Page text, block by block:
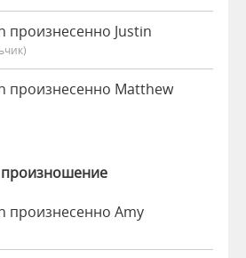
произнесенно Justin
произнесенно Matthew
произношение
произнесенно Amy